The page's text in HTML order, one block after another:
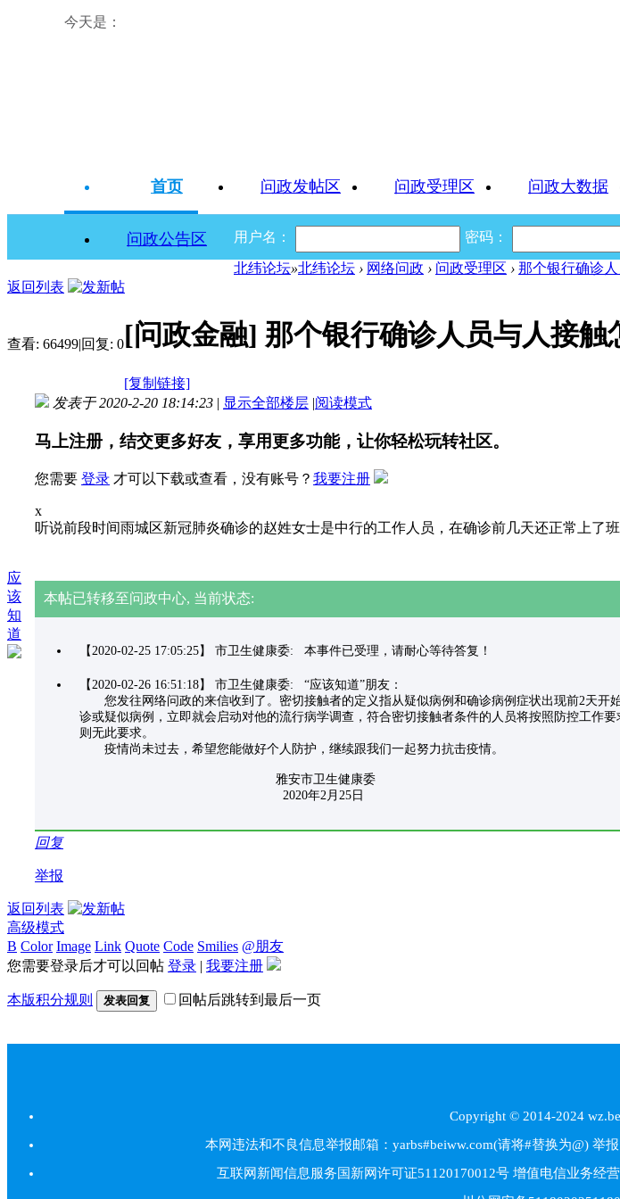
今天是：
首页 问政发帖区 问政受理区 问政大数据
问政公告区 用户名： 密码：
北纬论坛»北纬论坛 › 网络问政 › 问政受理区 › 那个银行确诊
返回列表
查看: 66499|回复: 0[问政金融] 那个银行确诊人员与人接触
[复制链接]
应
该
知
道
发表于 2020-2-20 18:14:23 | 显示全部楼层 |阅读模式
马上注册，结交更多好友，享用更多功能，让你轻松玩转社区。
您需要 登录 才可以下载或查看，没有账号？ 我要注册
x
听说前段时间雨城区新冠肺炎确诊的赵姓女士是中行的工作人员，在确诊前几天还正常上了
本帖已转移至问政中心, 当前状态:
【2020-02-25 17:05:25】 市卫生健康委: 本事件已受理，请耐心等待答复！
【2020-02-26 16:51:18】 市卫生健康委: “应该知道”朋友：
您发往网络问政的来信收到了。密切接触者的定义指从疑似病例和确诊病例症状出现前2天开
诊或疑似病例，立即就会启动对他的流行病学调查，符合密切接触者条件的人员将按照防控工作
则无此要求。
疫情尚未过去，希望您能做好个人防护，继续跟我们一起努力抗击疫情。
雅安市卫生健康委
2020年2月25日
回复
举报
返回列表
高级模式
B Color Image Link Quote Code Smilies @朋友
您需要登录后才可以回帖 登录 | 我要注册
本版积分规则 发表回复 回帖后跳转到最后一页
Copyright © 2014-2024
本网违法和不良信息举报邮箱：yarbs#beiww.com(请将#替换为@) 举
互联网新闻信息服务国新网许可证51120170012号 增值电信业务经